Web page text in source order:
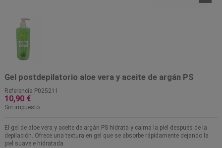
Gel postdepilatorio aloe vera y aceite de argán PS
Referencia P025211
10,90 €
Sin impuesto
El gel de aloe vera y aceite de argán PS hidrata y calma la piel después de la
depilación. Ofrece una textura en gel que se absorbe rápidamente dejando la
piel suave e hidratada.